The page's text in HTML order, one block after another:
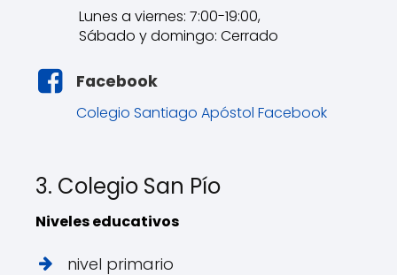
Lunes a viernes: 7:00-19:00,
Sábado y domingo: Cerrado
Facebook
Colegio Santiago Apóstol Facebook
3. Colegio San Pío
Niveles educativos
nivel primario